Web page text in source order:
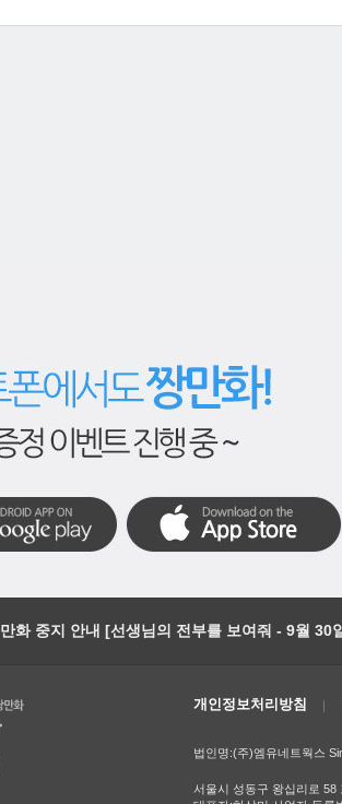
만화 중지 안내 [선생님의 전부를 보여줘 - 9월 30
개인정보처리방침
법인명:(주)엠유네트웍스
서울시 성동구 왕십리로 58